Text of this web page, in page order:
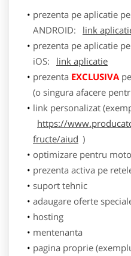
prezenta pe aplicatie
ANDROID:
link
prezenta pe aplicatie
iOS:
link aplicatie
prezenta EXCLUSIVA
(o singura afacere
link personalizat
https://
fructe/aiud )
optimizare pentru
prezenta activa pe
suport tehnic
adaugare oferte
hosting
mentenanta
pagina proprie